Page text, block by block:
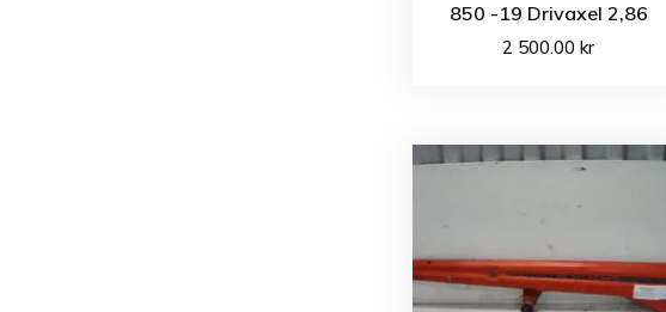
850 -19 Drivaxel 2,86
2 500.00kr